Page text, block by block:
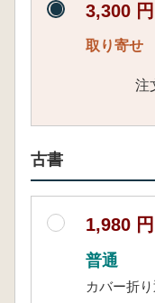
3,300 円
取り寄せ
注
古書
1,980 円
普通
カバー折